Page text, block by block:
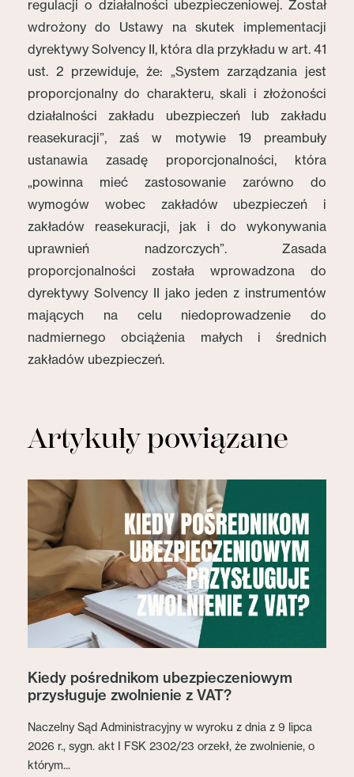
regulacji o działalności ubezpieczeniowej. Został
wdrożony do Ustawy na skutek implementacji
dyrektywy Solvency II, która dla przykładu w art. 41
ust. 2 przewiduje, że: „System zarządzania jest
proporcjonalny do charakteru, skali i złożoności
działalności zakładu ubezpieczeń lub zakładu
reasekuracji”, zaś w motywie 19 preambuły
ustanawia zasadę proporcjonalności, która
„powinna mieć zastosowanie zarówno do
wymogów wobec zakładów ubezpieczeń i
zakładów reasekuracji, jak i do wykonywania
uprawnień nadzorczych”. Zasada
proporcjonalności została wprowadzona do
dyrektywy Solvency II jako jeden z instrumentów
mających na celu niedoprowadzenie do
nadmiernego obciążenia małych i średnich
zakładów ubezpieczeń.
Artykuły powiązane
Kiedy pośrednikom ubezpieczeniowym
przysługuje zwolnienie z VAT?
Naczelny Sąd Administracyjny w wyroku z dnia z 9 lipca
2026 r., sygn. akt I FSK 2302/23 orzekł, że zwolnienie, o
którym...